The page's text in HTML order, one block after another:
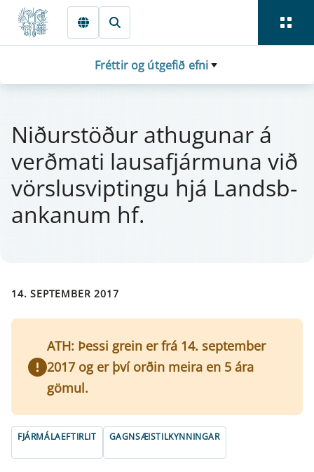
Fara beint í Meginmál
Fréttir og útgefið efni
Niður­stöður at­hug­u­n­ar á
verðmati lausa­fjá­rmuna við
vörs­lu­svipt­ingu hjá Lands­b­
ank­an­um hf.
14. SEPTEMBER 2017
ATH: Þessi grein er frá 14. september
2017 og er því orðin meira en 5 ára
gömul.
FJÁRMÁLAEFTIRLIT GAGNSÆISTILKYNNINGAR